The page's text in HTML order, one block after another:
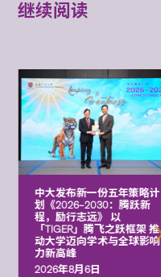
继续阅读
中大发布新一份五年策略计
划《2026‒2030：腾跃新
程，励行志远》 以
「TIGER」腾飞之跃框架 推
动大学迈向学术与全球影响
力新高峰
2026年8月6日